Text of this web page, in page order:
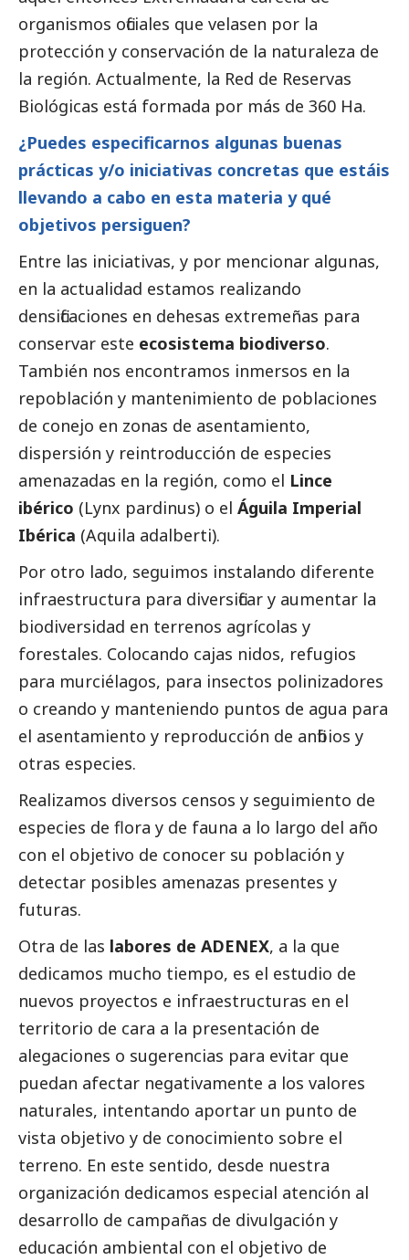
organismos oficiales que velasen por la
protección y conservación de la naturaleza de
la región. Actualmente, la Red de Reservas
Biológicas está formada por más de 360 Ha.
¿Puedes especificarnos algunas buenas
prácticas y/o iniciativas concretas que estáis
llevando a cabo en esta materia y qué
objetivos persiguen?
Entre las iniciativas, y por mencionar algunas,
en la actualidad estamos realizando
densificaciones en dehesas extremeñas para
conservar este ecosistema biodiverso.
También nos encontramos inmersos en la
repoblación y mantenimiento de poblaciones
de conejo en zonas de asentamiento,
dispersión y reintroducción de especies
amenazadas en la región, como el Lince
ibérico (Lynx pardinus) o el Águila Imperial
Ibérica (Aquila adalberti).
Por otro lado, seguimos instalando diferente
infraestructura para diversificar y aumentar la
biodiversidad en terrenos agrícolas y
forestales. Colocando cajas nidos, refugios
para murciélagos, para insectos polinizadores
o creando y manteniendo puntos de agua para
el asentamiento y reproducción de anfibios y
otras especies.
Realizamos diversos censos y seguimiento de
especies de flora y de fauna a lo largo del año
con el objetivo de conocer su población y
detectar posibles amenazas presentes y
futuras.
Otra de las labores de ADENEX, a la que
dedicamos mucho tiempo, es el estudio de
nuevos proyectos e infraestructuras en el
territorio de cara a la presentación de
alegaciones o sugerencias para evitar que
puedan afectar negativamente a los valores
naturales, intentando aportar un punto de
vista objetivo y de conocimiento sobre el
terreno. En este sentido, desde nuestra
organización dedicamos especial atención al
desarrollo de campañas de divulgación y
educación ambiental con el objetivo de